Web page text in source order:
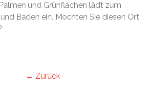
und Grünflächen lädt zum
Baden ein. Möchten Sie diesen Ort
← Zurück